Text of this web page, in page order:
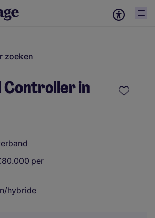
zoeken
Controller in
per
hybride